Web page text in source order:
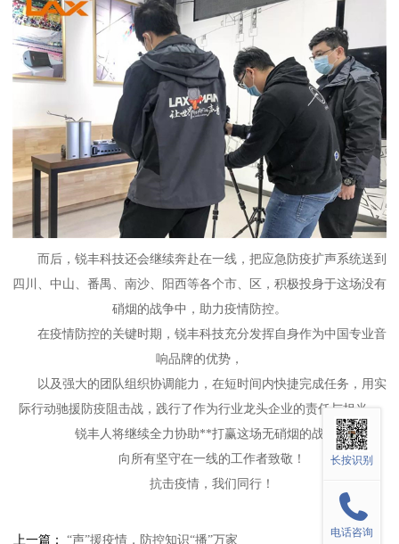
而后，锐丰科技还会继续奔赴在一线，把应急防疫扩声系统送到
四川、中山、番禺、南沙、阳西等各个市、区，积极投身于这场没有
硝烟的战争中，助力疫情防控。
在疫情防控的关键时期，锐丰科技充分发挥自身作为中国专业音
响品牌的优势，
以及强大的团队组织协调能力，在短时间内快捷完成任务，用实
际行动驰援防疫阻击战，践行了作为行业龙头企业的责任与担当，
锐丰人将继续全力协助**打赢这场无硝烟的战役。
向所有坚守在一线的工作者致敬！
抗击疫情，我们同行！
上一篇： “声”援疫情，防控知识“播”万家
长按识别
电话咨询